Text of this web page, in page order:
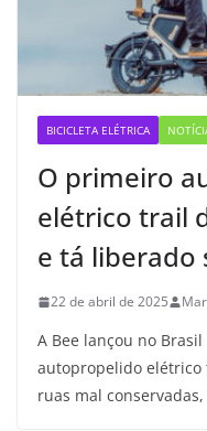
BICICLETA ELÉTRICA
O primeiro
elétrico trail
e tá liberado
22 de abril de 2025
A Bee lançou no
autopropelido elétrico
ruas mal conservadas,